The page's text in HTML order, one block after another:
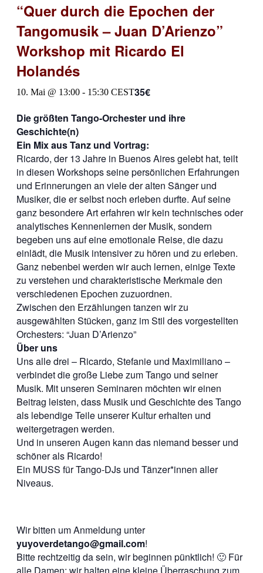
“Quer durch die Epochen der
Tangomusik – Juan D’Arienzo”
Workshop mit Ricardo El
Holandés
10. Mai @ 13:00 - 15:30 CEST35€
Die größten Tango-Orchester und ihre
Geschichte(n)
Ein Mix aus Tanz und Vortrag:
Ricardo, der 13 Jahre in Buenos Aires gelebt hat, teilt
in diesen Workshops seine persönlichen Erfahrungen
und Erinnerungen an viele der alten Sänger und
Musiker, die er selbst noch erleben durfte. Auf seine
ganz besondere Art erfahren wir kein technisches oder
analytisches Kennenlernen der Musik, sondern
begeben uns auf eine emotionale Reise, die dazu
einlädt, die Musik intensiver zu hören und zu erleben.
Ganz nebenbei werden wir auch lernen, einige Texte
zu verstehen und charakteristische Merkmale den
verschiedenen Epochen zuzuordnen.
Zwischen den Erzählungen tanzen wir zu
ausgewählten Stücken, ganz im Stil des vorgestellten
Orchesters: “Juan D’Arienzo”
Über uns
Uns alle drei – Ricardo, Stefanie und Maximiliano –
verbindet die große Liebe zum Tango und seiner
Musik. Mit unseren Seminaren möchten wir einen
Beitrag leisten, dass Musik und Geschichte des Tango
als lebendige Teile unserer Kultur erhalten und
weitergetragen werden.
Und in unseren Augen kann das niemand besser und
schöner als Ricardo!
Ein MUSS für Tango-DJs und Tänzer*innen aller
Niveaus.
Wir bitten um Anmeldung unter
yuyoverdetango@gmail.com!
Bitte rechtzeitig da sein, wir beginnen pünktlich! 🙂 Für